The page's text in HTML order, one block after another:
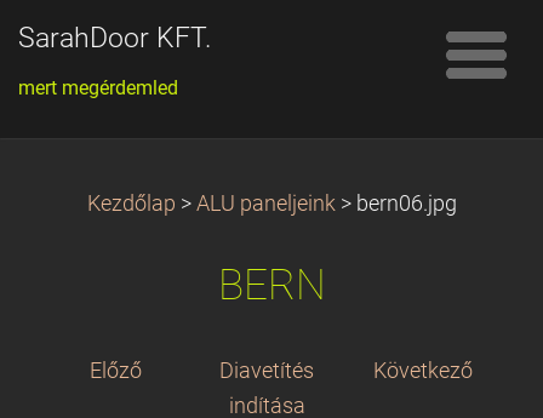
SarahDoor KFT.
mert megérdemled
Kezdőlap > ALU paneljeink > bern06.jpg
BERN
Előző
Diavetítés
indítása
Következő